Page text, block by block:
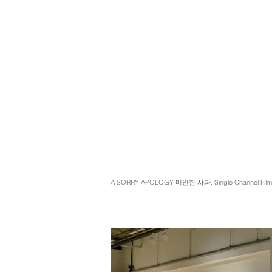
A SORRY APOLOGY 미안한 사과, Single Channel